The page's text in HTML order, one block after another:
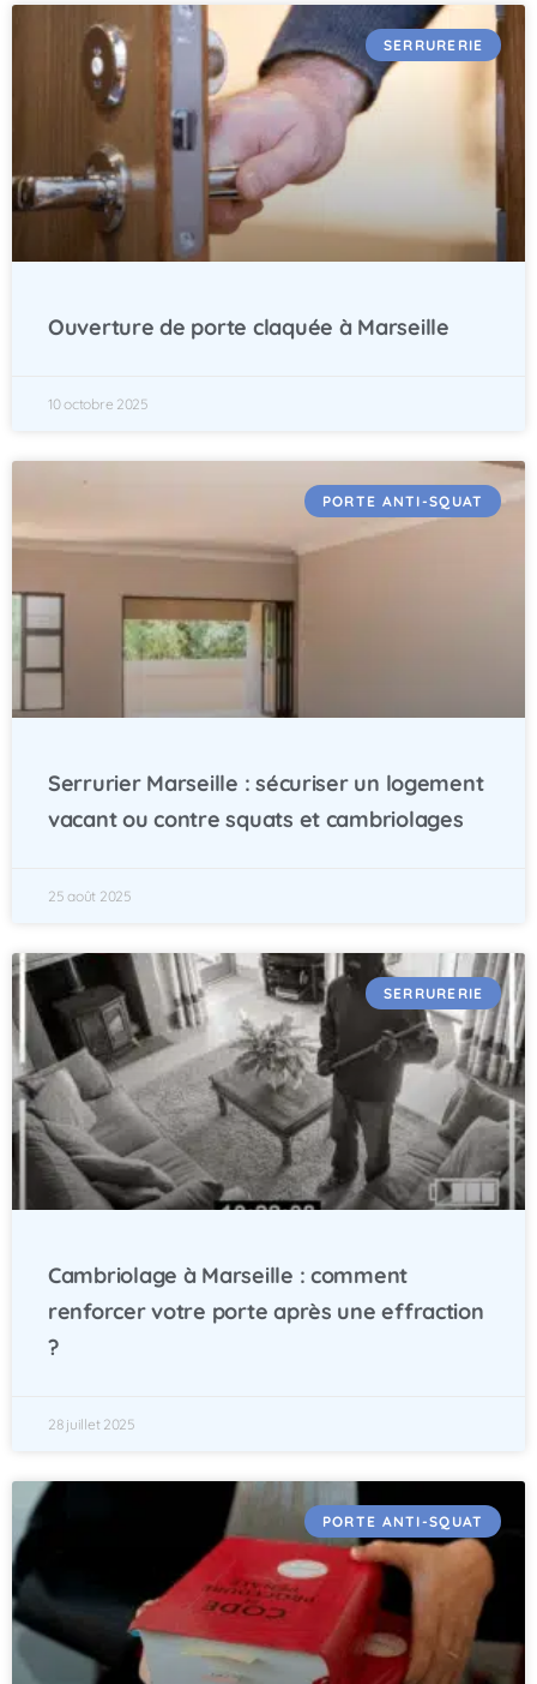
SERRURERIE
Ouverture de porte claquée à Marseille
10 octobre 2025
PORTE ANTI-SQUAT
Serrurier Marseille : sécuriser un logement
vacant ou contre squats et cambriolages
25 août 2025
SERRURERIE
Cambriolage à Marseille : comment
renforcer votre porte après une effraction
?
28 juillet 2025
PORTE ANTI-SQUAT